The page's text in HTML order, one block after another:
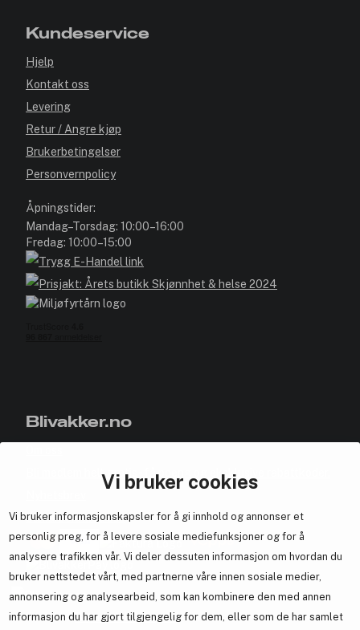
Vi bruker cookies
Vi bruker informasjonskapsler for å gi innhold og annonser et
personlig preg, for å levere sosiale mediefunksjoner og for å
analysere trafikken vår. Vi deler dessuten informasjon om hvordan du
bruker nettstedet vårt, med partnerne våre innen sosiale medier,
annonsering og analysearbeid, som kan kombinere den med annen
informasjon du har gjort tilgjengelig for dem, eller som de har samlet
Kundeservice
Hjelp
Kontakt oss
Levering
Retur / Angre kjøp
Brukerbetingelser
Personvernpolicy
Åpningstider:
Mandag–Torsdag: 10:00–16:00
Fredag: 10:00–15:00
Blivakker.no
Bli medlem helt gratis - få poeng og eksklusive rabattkoder.
Samarbeid med oss
En del avBrandsdal Group AS